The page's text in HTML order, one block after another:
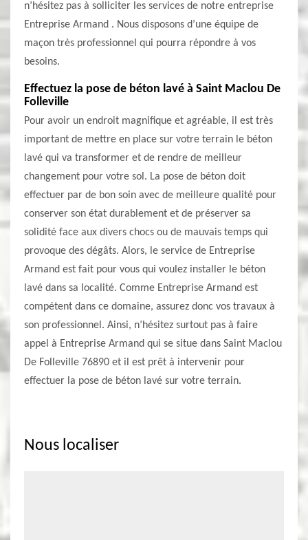
n’hésitez pas à solliciter les services de notre entreprise
Entreprise Armand . Nous disposons d’une équipe de
maçon très professionnel qui pourra répondre à vos
besoins.
Effectuez la pose de béton lavé à Saint Maclou De
Folleville
Pour avoir un endroit magnifique et agréable, il est très
important de mettre en place sur votre terrain le béton
lavé qui va transformer et de rendre de meilleur
changement pour votre sol. La pose de béton doit
effectuer par de bon soin avec de meilleure qualité pour
conserver son état durablement et de préserver sa
solidité face aux divers chocs ou de mauvais temps qui
provoque des dégâts. Alors, le service de Entreprise
Armand est fait pour vous qui voulez installer le béton
lavé dans sa localité. Comme Entreprise Armand est
compétent dans ce domaine, assurez donc vos travaux à
son professionnel. Ainsi, n’hésitez surtout pas à faire
appel à Entreprise Armand qui se situe dans Saint Maclou
De Folleville 76890 et il est prêt à intervenir pour
effectuer la pose de béton lavé sur votre terrain.
Nous localiser